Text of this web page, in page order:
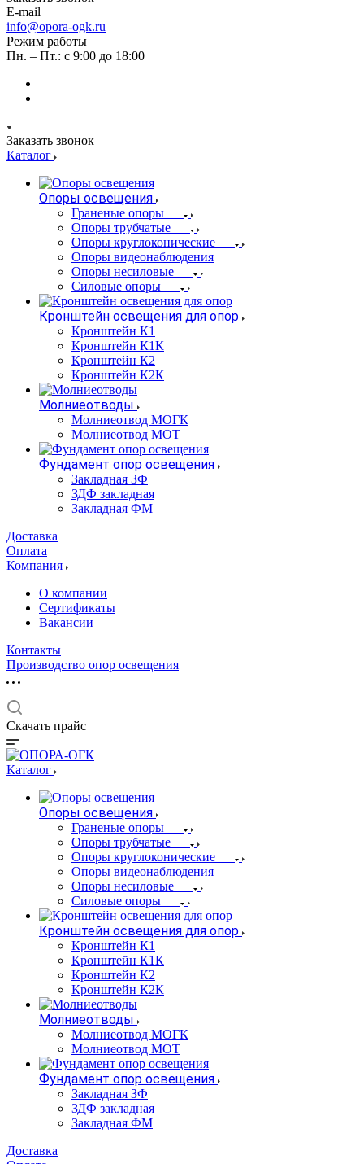
E-mail
info@opora-ogk.ru
Режим работы
Пн. – Пт.: с 9:00 до 18:00
Заказать звонок
Каталог
Опоры освещения
Граненые опоры
Опоры трубчатые
Опоры круглоконические
Опоры видеонаблюдения
Опоры несиловые
Силовые опоры
Кронштейн освещения для опор
Кронштейн К1
Кронштейн К1К
Кронштейн К2
Кронштейн К2К
Молниеотводы
Молниеотвод МОГК
Молниеотвод МОТ
Фундамент опор освещения
Закладная ЗФ
ЗДФ закладная
Закладная ФМ
Доставка
Оплата
Компания
О компании
Сертификаты
Вакансии
Контакты
Производство опор освещения
Скачать прайс
Каталог
Опоры освещения
Граненые опоры
Опоры трубчатые
Опоры круглоконические
Опоры видеонаблюдения
Опоры несиловые
Силовые опоры
Кронштейн освещения для опор
Кронштейн К1
Кронштейн К1К
Кронштейн К2
Кронштейн К2К
Молниеотводы
Молниеотвод МОГК
Молниеотвод МОТ
Фундамент опор освещения
Закладная ЗФ
ЗДФ закладная
Закладная ФМ
Доставка